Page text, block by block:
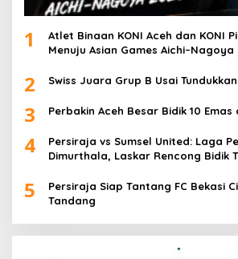
1
Atlet Binaan KONI Aceh dan KONI
Menuju Asian Games Aichi–Nagoya
2 Swiss Juara Grup B Usai
3 Perbakin Aceh Besar Bidik 10 Emas
4
Persiraja vs Sumsel United: Laga
Dimurthala, Laskar Rencong Bidik
5
Persiraja Siap Tantang FC Bekasi
Tandang